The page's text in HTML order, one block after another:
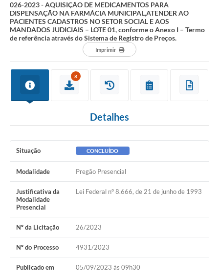
026-2023 - AQUISIÇÃO DE MEDICAMENTOS PARA
DISPENSAÇÃO NA FARMÁCIA MUNICIPAL,ATENDER AO
PACIENTES CADASTROS NO SETOR SOCIAL E AOS
MANDADOS JUDICIAIS – LOTE 01, conforme o Anexo I – Termo
de referência através do Sistema de Registro de Preços.
Imprimir
8
Detalhes
Situação CONCLUÍDO
Modalidade Pregão Presencial
Justificativa da
Modalidade
Presencial
Lei Federal n° 8.666, de 21 de junho de 1993
Nº da Licitação 26/2023
Nº do Processo 4931/2023
Publicado em 05/09/2023 às 09h30